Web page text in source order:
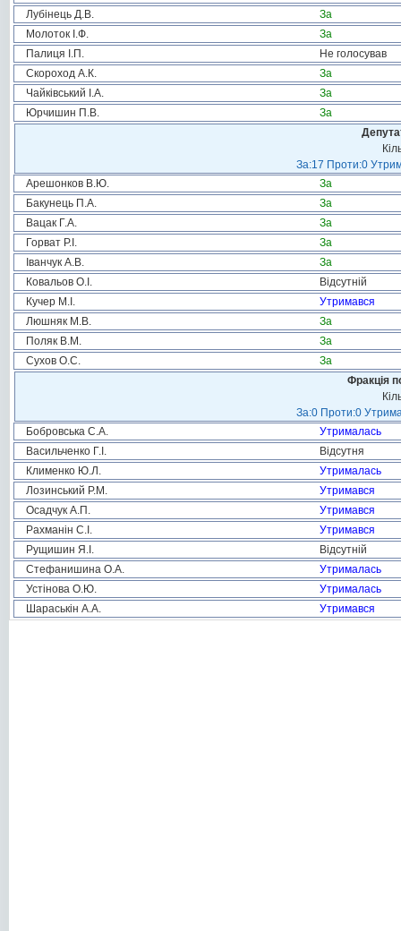
Лубінець Д.В.
За
Молоток І.Ф.
За
Палиця І.П.
Не голосував
Скороход А.К.
За
Чайківський І.А.
За
Юрчишин П.В.
За
За:17 Проти:0
Арешонков В.Ю.
За
Бакунець П.А.
За
Вацак Г.А.
За
Горват Р.І.
За
Іванчук А.В.
За
Ковальов О.І.
Відсутній
Кучер М.І.
Утримався
Люшняк М.В.
За
Поляк В.М.
За
Сухов О.С.
За
Фракція
За:0 Проти:0
Бобровська С.А.
Утрималась
Васильченко Г.І.
Відсутня
Клименко Ю.Л.
Утрималась
Лозинський Р.М.
Утримався
Осадчук А.П.
Утримався
Рахманін С.І.
Утримався
Рущишин Я.І.
Відсутній
Стефанишина О.А.
Утрималась
Устінова О.Ю.
Утрималась
Шараськін А.А.
Утримався